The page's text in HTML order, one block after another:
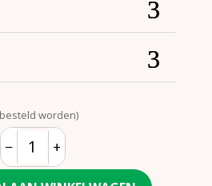
worden)
Quantity
− +